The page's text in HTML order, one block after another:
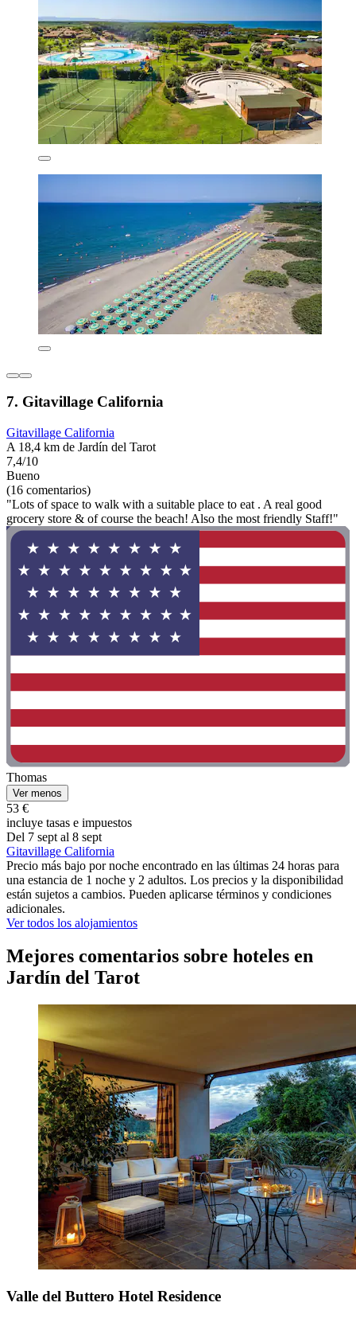
7. Gitavillage California
Gitavillage California
A 18,4 km de Jardín del Tarot
7,4/10
Bueno
(16 comentarios)
"Lots of space to walk with a suitable place to eat . A real good
grocery store & of course the beach! Also the most friendly Staff!"
Thomas
Ver menos
53 €
incluye tasas e impuestos
Del 7 sept al 8 sept
Gitavillage California
Precio más bajo por noche encontrado en las últimas 24 horas para
una estancia de 1 noche y 2 adultos. Los precios y la disponibilidad
están sujetos a cambios. Pueden aplicarse términos y condiciones
adicionales.
Ver todos los alojamientos
Mejores comentarios sobre hoteles en
Jardín del Tarot
Valle del Buttero Hotel Residence